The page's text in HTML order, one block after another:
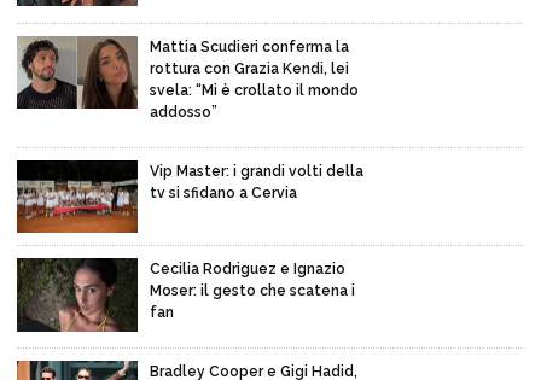
Mattia Scudieri conferma la
rottura con Grazia Kendi, lei
svela: “Mi è crollato il mondo
addosso”
Vip Master: i grandi volti della
tv si sfidano a Cervia
Cecilia Rodriguez e Ignazio
Moser: il gesto che scatena i
fan
Bradley Cooper e Gigi Hadid,